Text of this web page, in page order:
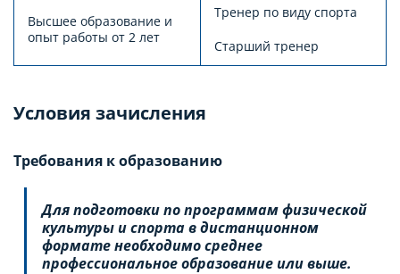
Высшее образование и
опыт работы от 2 лет
Тренер по виду спорта
Старший тренер
Условия зачисления
Требования к образованию
Для подготовки по программам физической
культуры и спорта в дистанционном
формате необходимо среднее
профессиональное образование или выше.